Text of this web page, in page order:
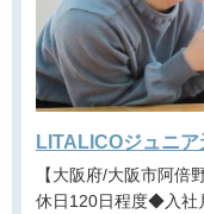
LITALICOジュニ
【大阪府/大阪市阿倍野区】 ◆安定法人◆小児経
休日120日程度◆入